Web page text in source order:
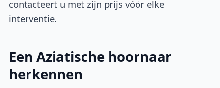
contacteert u met zijn prijs vóór elke
interventie.
Een Aziatische hoornaar
herkennen